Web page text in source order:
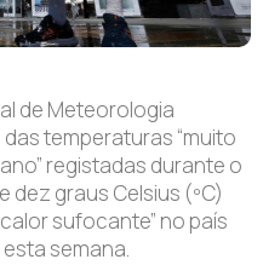
de Meteorologia
temperaturas “muito
registadas durante o
dez graus Celsius (ºC)
sufocante” no país
semana.